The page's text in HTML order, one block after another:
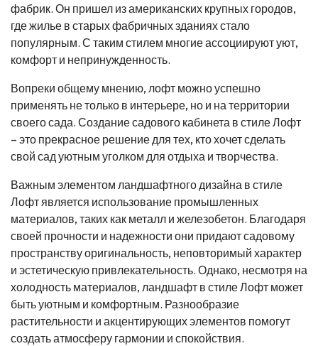
фабрик. Он пришел из американских крупных городов,
где жилье в старых фабричных зданиях стало
популярным. С таким стилем многие ассоциируют уют,
комфорт и непринужденность.
Вопреки общему мнению, лофт можно успешно
применять не только в интерьере, но и на территории
своего сада. Создание садового кабинета в стиле Лофт
– это прекрасное решение для тех, кто хочет сделать
свой сад уютным уголком для отдыха и творчества.
Важным элементом ландшафтного дизайна в стиле
Лофт является использование промышленных
материалов, таких как металл и железобетон. Благодаря
своей прочности и надежности они придают садовому
пространству оригинальность, неповторимый характер
и эстетическую привлекательность. Однако, несмотря на
холодность материалов, ландшафт в стиле Лофт может
быть уютным и комфортным. Разнообразие
растительности и акцентирующих элементов помогут
создать атмосферу гармонии и спокойствия.